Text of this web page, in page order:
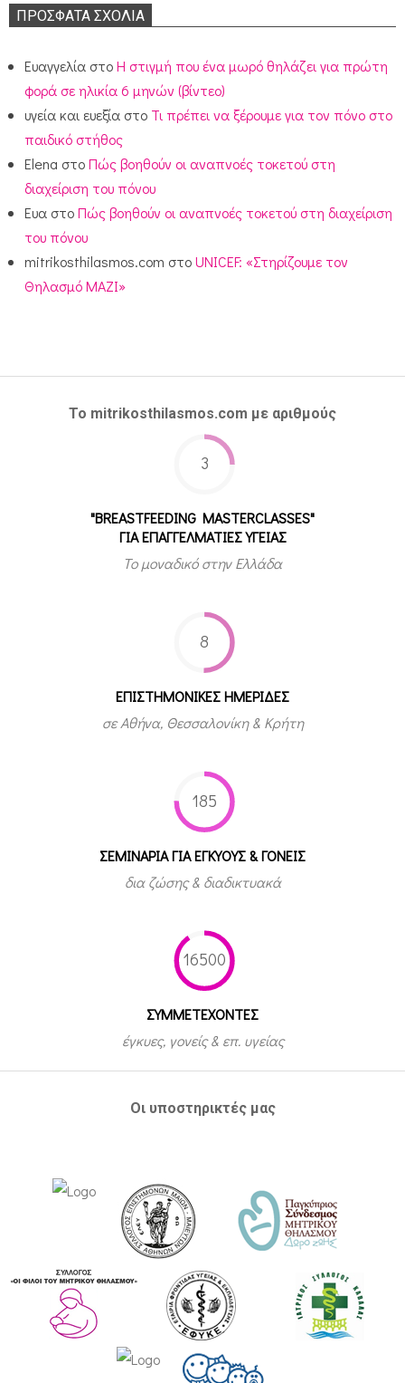
ΠΡΌΣΦΑΤΑ ΣΧΌΛΙΑ
Ευαγγελία στοΗ στιγμή που ένα μωρό θηλάζει για πρώτη
φορά σε ηλικία 6 μηνών (βίντεο)
υγεία και ευεξία στο Τι πρέπει να ξέρουμε για τον πόνο στο
παιδικό στήθος
Elena στοΠώς βοηθούν οι αναπνοές τοκετού στη
διαχείριση του πόνου
Ευα στοΠώς βοηθούν οι αναπνοές τοκετού στη διαχείριση
του πόνου
mitrikosthilasmos.com στοUNICEF: «Στηρίζουμε τον
Θηλασμό ΜΑΖΙ»
Το mitrikosthilasmos.com με αριθμούς
3
"BREASTFEEDING MASTERCLASSES"
ΓΙΑ ΕΠΑΓΓΕΛΜΑΤΙΕΣ ΥΓΕΙΑΣ
Το μοναδικό στην Ελλάδα
8
ΕΠΙΣΤΗΜΟΝΙΚΕΣ ΗΜΕΡΙΔΕΣ
σε Αθήνα, Θεσσαλονίκη & Κρήτη
185
ΣΕΜΙΝΑΡΙΑ ΓΙΑ ΕΓΚΥΟΥΣ & ΓΟΝΕΙΣ
δια ζώσης & διαδικτυακά
16500
ΣΥΜΜΕΤEΧΟΝΤΕΣ
έγκυες, γονείς & επ. υγείας
Οι υποστηρικτές μας